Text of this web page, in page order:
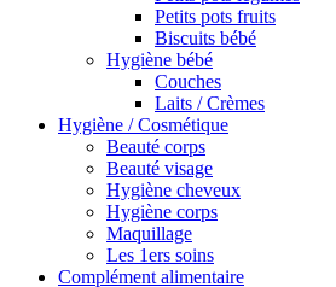
Petits pots fruits
Biscuits bébé
Hygiène bébé
Couches
Laits / Crèmes
Hygiène / Cosmétique
Beauté corps
Beauté visage
Hygiène cheveux
Hygiène corps
Maquillage
Les 1ers soins
Complément alimentaire